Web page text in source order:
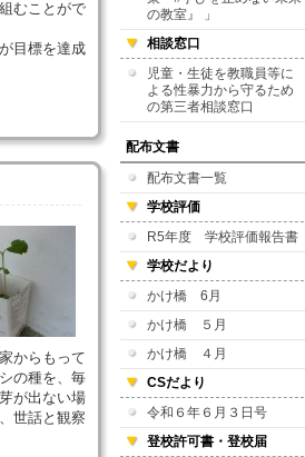
むことがで
目標を達成
からもって
の種を、毎
が出ない場
世話と観察
の教室』 」
相談窓口
児童・生徒を教職員等に
よる性暴力から守るため
の第三者相談窓口
配布文書
配布文書一覧
学校評価
R5年度 学校評価報告書
学校だより
かけ橋 6月
かけ橋 ５月
かけ橋 ４月
CSだより
令和６年６月３日号
登校許可書・登校届